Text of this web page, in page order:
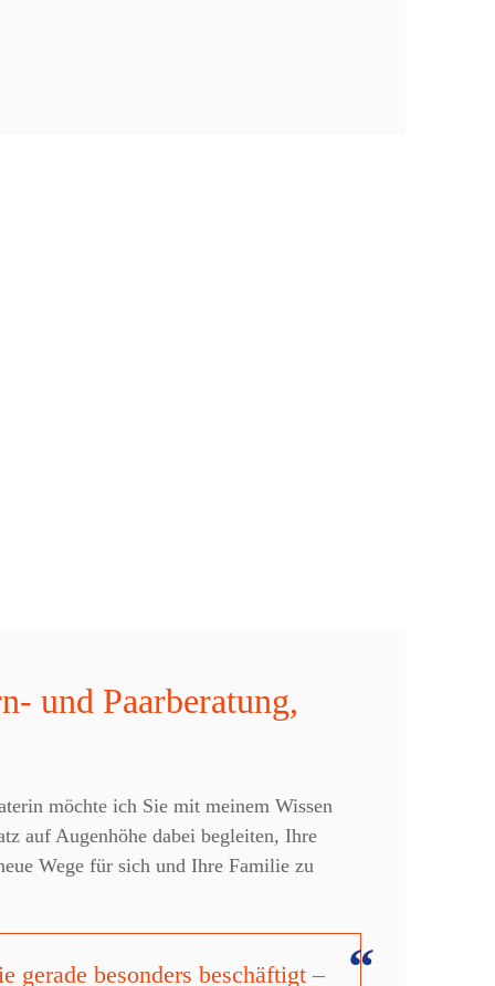
und Paarberatung,
möchte ich Sie mit meinem Wissen
auf Augenhöhe dabei begleiten, Ihre
Wege für sich und Ihre Familie zu
gerade besonders beschäftigt –